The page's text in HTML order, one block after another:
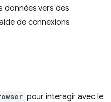
données vers des
de connexions
pour interagir avec le